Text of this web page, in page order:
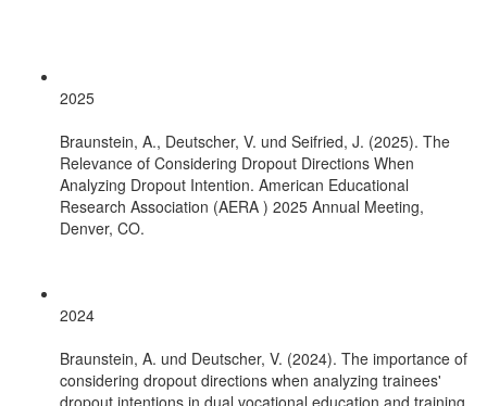
2025
Braunstein, A., Deutscher, V. und Seifried, J. (2025). The
Relevance of Considering Dropout Directions When
Analyzing Dropout Intention. American Educational
Research Association (AERA ) 2025 Annual Meeting,
Denver, CO.
2024
Braunstein, A. und Deutscher, V. (2024). The importance of
considering dropout directions when analyzing trainees'
dropout intentions in dual vocational education and training.